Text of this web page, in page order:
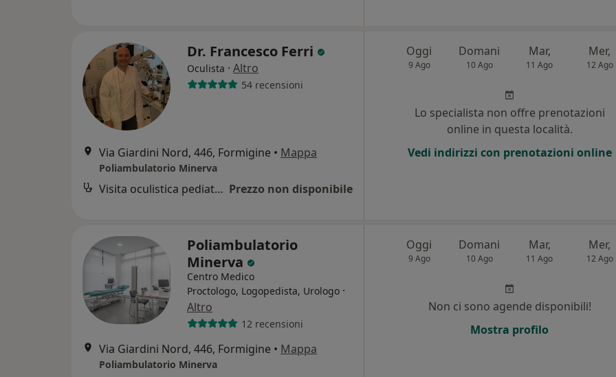
Dr. Francesco Ferri
Oculista · Altro
54 recensioni
Via Giardini Nord, 446, Formigine • Mappa
Poliambulatorio Minerva
Visita oculistica pediatrica Prezzo non disponibile
Oggi
9 Ago
Domani
10 Ago
Mar,
11 Ago
Mer,
12 Ago
Lo specialista non offre prenotazioni
online in questa località.
Vedi indirizzi con prenotazioni online
Poliambulatorio
Minerva
Centro Medico
Proctologo, Logopedista, Urologo ·
Altro
12 recensioni
Via Giardini Nord, 446, Formigine • Mappa
Poliambulatorio Minerva
Oggi
9 Ago
Domani
10 Ago
Mar,
11 Ago
Mer,
12 Ago
Non ci sono agende disponibili!
Mostra profilo